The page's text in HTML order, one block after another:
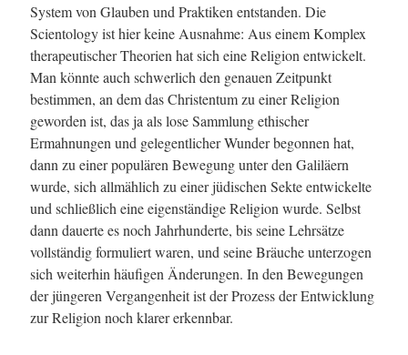
System von Glauben und Praktiken entstanden. Die
Scientology ist hier keine Ausnahme: Aus einem Komplex
therapeutischer Theorien hat sich eine Religion entwickelt.
Man könnte auch schwerlich den genauen Zeitpunkt
bestimmen, an dem das Christentum zu einer Religion
geworden ist, das ja als lose Sammlung ethischer
Ermahnungen und gelegentlicher Wunder begonnen hat,
dann zu einer populären Bewegung unter den Galiläern
wurde, sich allmählich zu einer jüdischen Sekte entwickelte
und schließlich eine eigenständige Religion wurde. Selbst
dann dauerte es noch Jahrhunderte, bis seine Lehrsätze
vollständig formuliert waren, und seine Bräuche unterzogen
sich weiterhin häufigen Änderungen. In den Bewegungen
der jüngeren Vergangenheit ist der Prozess der Entwicklung
zur Religion noch klarer erkennbar.